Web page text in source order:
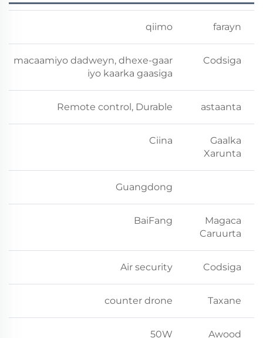
farayn
qiimo
Codsiga
macaamiyo dadweyn, dhexe-gaar
iyo kaarka gaasiga
astaanta
Remote control, Durable
Gaalka
Xarunta
Ciina
Guangdong
Magaca
Caruurta
BaiFang
Codsiga
Air security
Taxane
counter drone
Awood
50W